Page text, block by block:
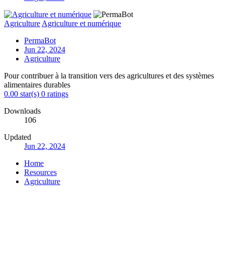
Agriculture Agriculture et numérique
PermaBot
Jun 22, 2024
Agriculture
Pour contribuer à la transition vers des agricultures et des systèmes
alimentaires durables
0.00 star(s) 0 ratings
Downloads
106
Updated
Jun 22, 2024
Home
Resources
Agriculture